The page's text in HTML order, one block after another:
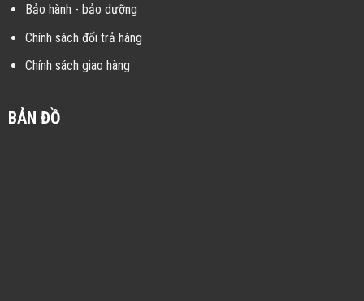
Bảo hành - bảo dưỡng
Chính sách đổi trả hàng
Chính sách giao hàng
BẢN ĐỒ